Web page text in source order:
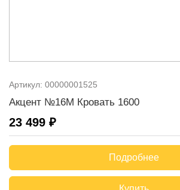
Артикул: 00000001525
Акцент №16М Кровать 1600
23 499 ₽
Подробнее